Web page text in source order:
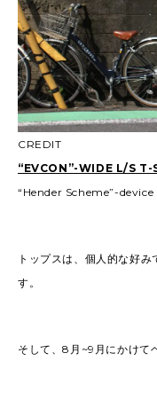
CREDIT
“EVCON”-WIDE L/S
“Hender Scheme”-
トップスは、個人的な好
す。
そして、8月~9月にかけて